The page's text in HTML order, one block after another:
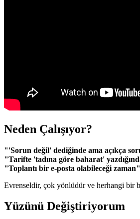
Neden Çalışıyor?
"'Sorun değil' dediğinde ama açıkça
"Tarifte 'tadına göre baharat'
"Toplantı bir e-posta olabileceği zaman"
Evrenseldir, çok yönlüdür ve herhangi bir
Yüzünü Değiştiriyorum